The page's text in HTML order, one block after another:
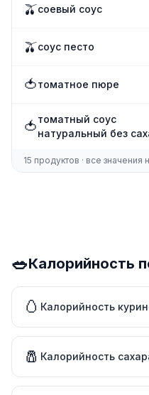
🫒соевый соус
🫒соус песто
🍅томатное пюре
🍅томатный соус
натуральный без
15 продуктов · все
🥗Калорийность
🥚 Калорийность
🧂 Калорийность